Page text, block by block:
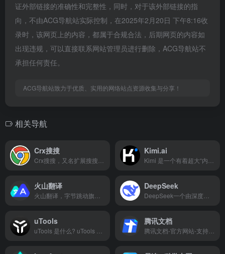
证外部链接的准确性和完整性，同时，对于该外部链接的指
向，不由ACG导航站实际控制，在2025年2月20日 下午8:16收
录时，该网页上的内容，都属于合规合法，后期网页的内容如
出现违规，可以直接联系网站管理员进行删除，ACG导航站不
承担任何责任。
ACG导航站致力于优质、实用的网络站点资源收集与分享！
相关导航
Crx搜搜 Kimi.ai
火山翻译 DeepSeek
uTools 腾讯文档